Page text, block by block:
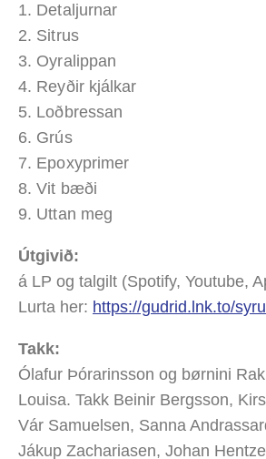
1. Detaljurnar
2. Sitrus
3. Oyralippan
4. Reyðir kjálkar
5. Loðbressan
6. Grús
7. Epoxyprimer
8. Vit bæði
9. Uttan meg
Útgivið:
á LP og talgilt (Spotify, Youtube,
Lurta her: https://gudrid.lnk.to/
Takk:
Ólafur Þórarinsson og børnini
Louisa. Takk Beinir Bergsson,
Vár Samuelsen, Sanna
Jákup Zachariasen, Johan